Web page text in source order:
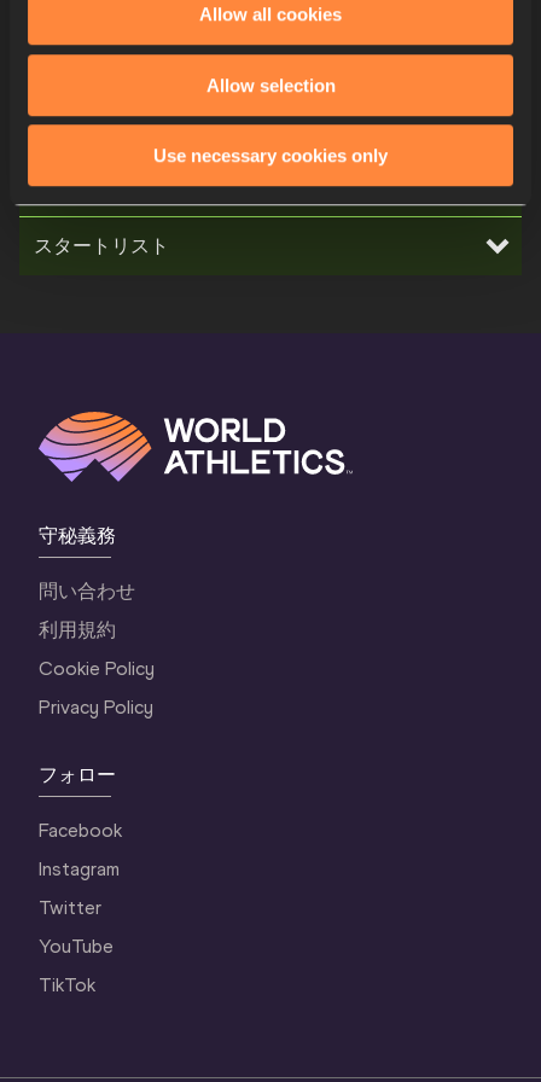
Allow all cookies
Allow selection
Use necessary cookies only
スプリット 800M
スプリット 400M
スタートリスト
守秘義務
問い合わせ
利用規約
Cookie Policy
Privacy Policy
フォロー
Facebook
Instagram
Twitter
YouTube
TikTok